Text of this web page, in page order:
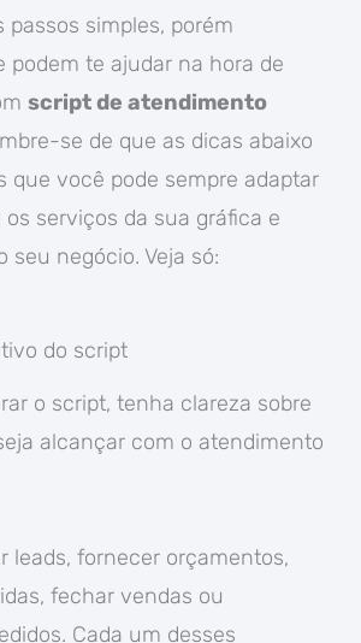
passos simples, porém
podem te ajudar na hora de
script de atendimento
se de que as dicas abaixo
que você pode sempre adaptar
serviços da sua gráfica e
seu negócio. Veja só:
do script
o script, tenha clareza sobre
alcançar com o atendimento
leads, fornecer orçamentos,
fechar vendas ou
Cada um desses